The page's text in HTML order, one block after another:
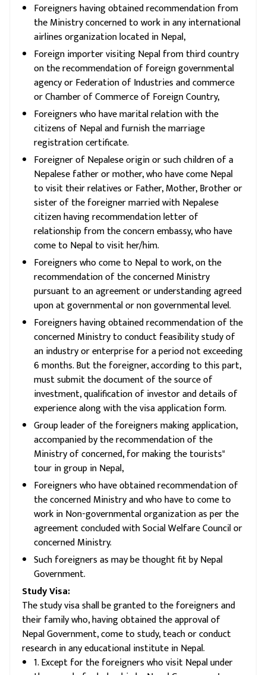
Foreigners having obtained recommendation from
the Ministry concerned to work in any international
airlines organization located in Nepal,
Foreign importer visiting Nepal from third country
on the recommendation of foreign governmental
agency or Federation of Industries and commerce
or Chamber of Commerce of Foreign Country,
Foreigners who have marital relation with the
citizens of Nepal and furnish the marriage
registration certificate.
Foreigner of Nepalese origin or such children of a
Nepalese father or mother, who have come Nepal
to visit their relatives or Father, Mother, Brother or
sister of the foreigner married with Nepalese
citizen having recommendation letter of
relationship from the concern embassy, who have
come to Nepal to visit her/him.
Foreigners who come to Nepal to work, on the
recommendation of the concerned Ministry
pursuant to an agreement or understanding agreed
upon at governmental or non governmental level.
Foreigners having obtained recommendation of the
concerned Ministry to conduct feasibility study of
an industry or enterprise for a period not exceeding
6 months. But the foreigner, according to this part,
must submit the document of the source of
investment, qualification of investor and details of
experience along with the visa application form.
Group leader of the foreigners making application,
accompanied by the recommendation of the
Ministry of concerned, for making the tourists"
tour in group in Nepal,
Foreigners who have obtained recommendation of
the concerned Ministry and who have to come to
work in Non-governmental organization as per the
agreement concluded with Social Welfare Council or
concerned Ministry.
Such foreigners as may be thought fit by Nepal
Government.
Study Visa:
The study visa shall be granted to the foreigners and
their family who, having obtained the approval of
Nepal Government, come to study, teach or conduct
research in any educational institute in Nepal.
1. Except for the foreigners who visit Nepal under